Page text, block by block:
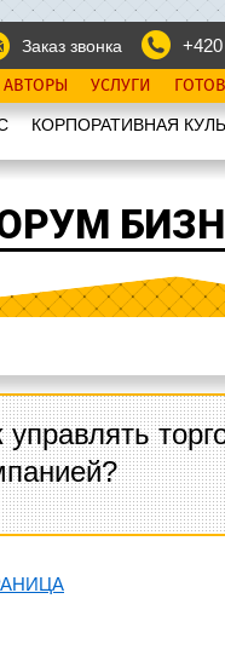
Заказ звонка
АВТОРЫ УСЛУГИ
КОРПОРАТИВНАЯ
управлять